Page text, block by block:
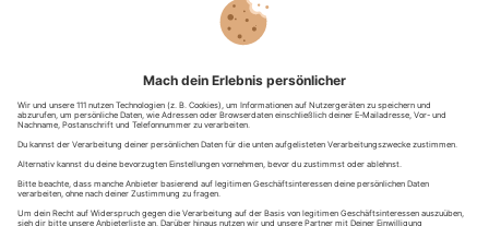
Wo gibt es noch Himmelsleitern?
Neben der Himmelsleiter am Donnerkogel gibt es weitere
imposante Himmelsleitern in den Alpen und darüber hinaus.
Einige Beispiele: